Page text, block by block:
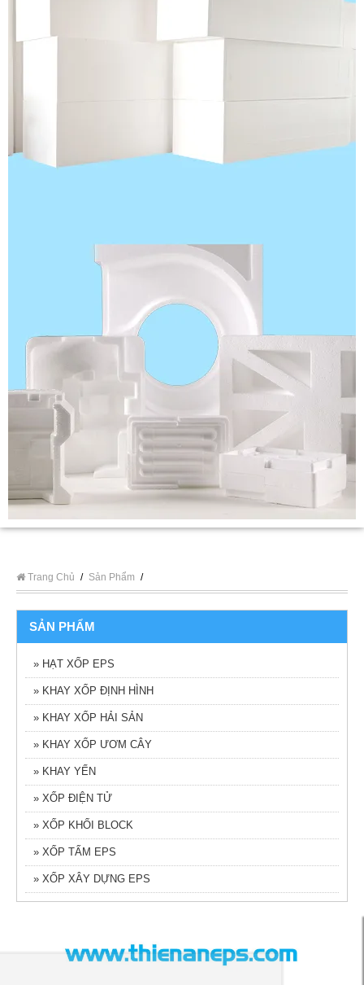
Trang Chủ / Sản Phẩm /
SẢN PHẨM
» HẠT XỐP EPS
» KHAY XỐP ĐỊNH HÌNH
» KHAY XỐP HẢI SẢN
» KHAY XỐP ƯƠM CÂY
» KHAY YẾN
» XỐP ĐIỆN TỬ
» XỐP KHỐI BLOCK
» XỐP TẤM EPS
» XỐP XÂY DỰNG EPS